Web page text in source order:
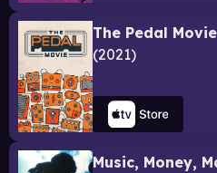
The Pedal Movie
2021